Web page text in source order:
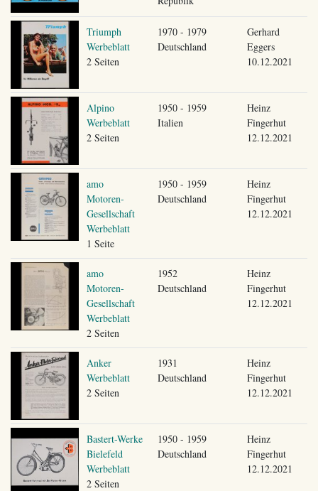
Triumph
Werbeblatt
2 Seiten
1970 - 1979
Deutschland
Gerhard
Eggers
10.12.2021
Alpino
Werbeblatt
2 Seiten
1950 - 1959
Italien
Heinz
Fingerhut
12.12.2021
amo
Motoren-
Gesellschaft
Werbeblatt
1 Seite
1950 - 1959
Deutschland
Heinz
Fingerhut
12.12.2021
amo
Motoren-
Gesellschaft
Werbeblatt
2 Seiten
1952
Deutschland
Heinz
Fingerhut
12.12.2021
Anker
Werbeblatt
2 Seiten
1931
Deutschland
Heinz
Fingerhut
12.12.2021
Bastert-Werke
Bielefeld
Werbeblatt
2 Seiten
1950 - 1959
Deutschland
Heinz
Fingerhut
12.12.2021